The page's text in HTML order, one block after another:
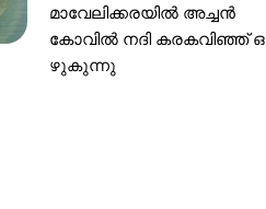
മാവേലിക്കരയിൽ അച്ചൻ
കോവിൽ നദി കരകവിഞ്ഞ് ഒ
ഴുകുന്നു